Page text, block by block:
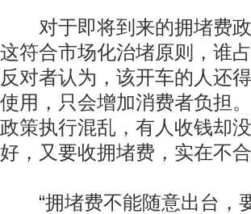
对于即将到来的拥堵费政
这符合市场化治堵原则，谁
反对者认为，该开车的人还
使用，只会增加消费者负担
政策执行混乱，有人收钱却
好，又要收拥堵费，实在不
“拥堵费不能随意出台，